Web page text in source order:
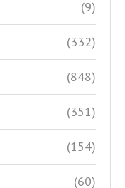
(9)
(332)
(848)
(351)
(154)
(60)